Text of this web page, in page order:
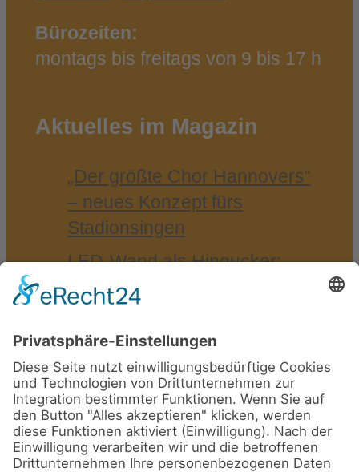
Bürozeiten:
montags bis freitags von 9 bis 17 h
Aktuelles im Magazin
„Der größ­te Chor Han­no­vers“
– neu­es Kon­zept fürs
Stadionsingen
LED-​Wand als Hin­gu­cker:
VGH Ver­si­che­run­gen auf der
Som­mer­emp­fang der IHK
Braun­schweig 2025 in
Bad Harzburg
walk4help 2025 – mit BRAWO
für den guten Zweck